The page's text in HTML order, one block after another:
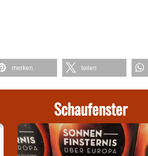
merken teilen
Schaufenster